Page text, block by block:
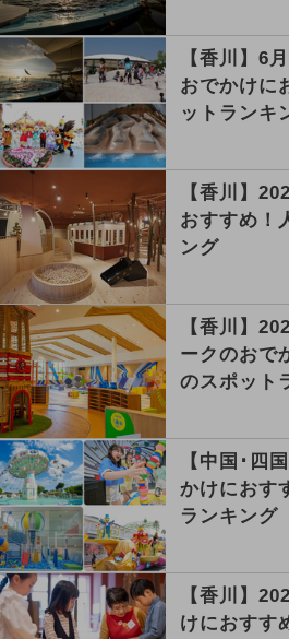
【香川】6
おでかけに
ットランキ
【香川】
おすすめ！
ング
【香川】
ークのおで
のスポット
【中国･四
かけにおす
ランキング
【香川】
けにおすす